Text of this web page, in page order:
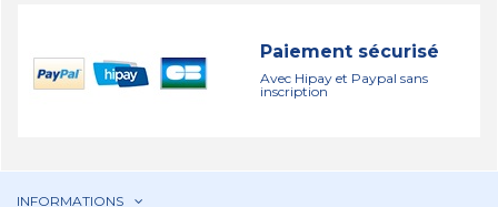
Paiement sécurisé
Avec Hipay et Paypal sans
inscription
INFORMATIONS